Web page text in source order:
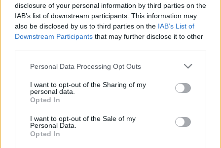
disclosure of your personal information by third parties on the
IAB’s list of downstream participants. This information may
also be disclosed by us to third parties on the IAB’s List of
Downstream Participants that may further disclose it to other
Personal Data Processing Opt Outs
I want to opt-out of the Sharing of my
personal data.
Opted In
I want to opt-out of the Sale of my
Personal Data.
Opted In
COMMENTS